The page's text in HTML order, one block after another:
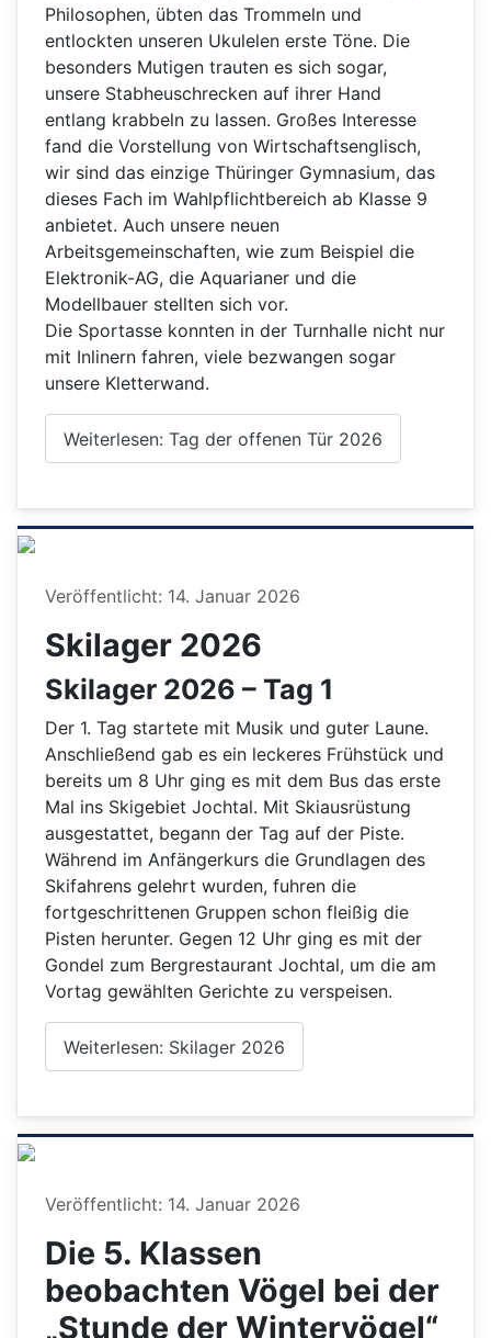
Philosophen, übten das Trommeln und
entlockten unseren Ukulelen erste Töne. Die
besonders Mutigen trauten es sich sogar,
unsere Stabheuschrecken auf ihrer Hand
entlang krabbeln zu lassen. Großes Interesse
fand die Vorstellung von Wirtschaftsenglisch,
wir sind das einzige Thüringer Gymnasium, das
dieses Fach im Wahlpflichtbereich ab Klasse 9
anbietet. Auch unsere neuen
Arbeitsgemeinschaften, wie zum Beispiel die
Elektronik-AG, die Aquarianer und die
Modellbauer stellten sich vor.
Die Sportasse konnten in der Turnhalle nicht nur
mit Inlinern fahren, viele bezwangen sogar
unsere Kletterwand.
Weiterlesen: Tag der offenen Tür 2026
Details
Veröffentlicht: 14. Januar 2026
Skilager 2026
Skilager 2026 – Tag 1
Der 1. Tag startete mit Musik und guter Laune.
Anschließend gab es ein leckeres Frühstück und
bereits um 8 Uhr ging es mit dem Bus das erste
Mal ins Skigebiet Jochtal. Mit Skiausrüstung
ausgestattet, begann der Tag auf der Piste.
Während im Anfängerkurs die Grundlagen des
Skifahrens gelehrt wurden, fuhren die
fortgeschrittenen Gruppen schon fleißig die
Pisten herunter. Gegen 12 Uhr ging es mit der
Gondel zum Bergrestaurant Jochtal, um die am
Vortag gewählten Gerichte zu verspeisen.
Weiterlesen: Skilager 2026
Details
Veröffentlicht: 14. Januar 2026
Die 5. Klassen
beobachten Vögel bei der
„Stunde der Wintervögel“